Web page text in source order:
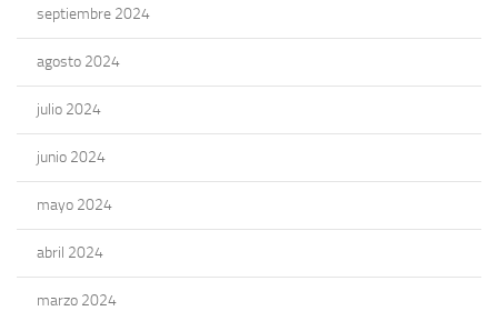
septiembre 2024
agosto 2024
julio 2024
junio 2024
mayo 2024
abril 2024
marzo 2024